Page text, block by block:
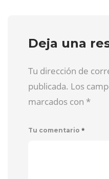
Deja una
Tu dirección de
publicada. Los
marcados con *
Tu comentario *